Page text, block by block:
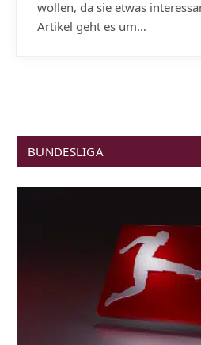
wollen, da sie etwas
Artikel geht es um…
BUNDESLIGA